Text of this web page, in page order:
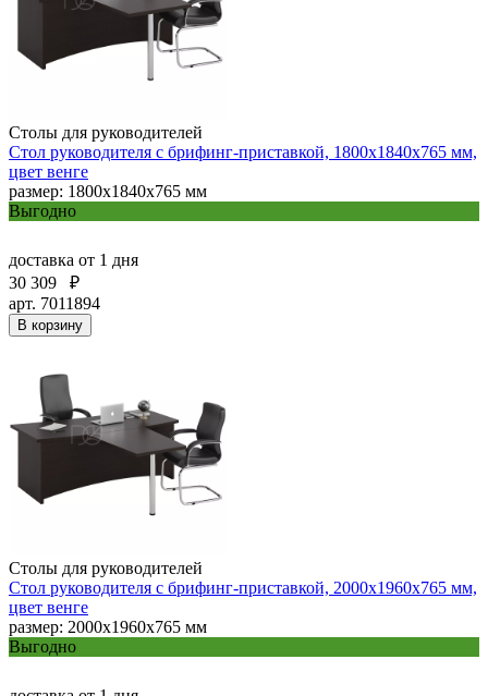
Столы для руководителей
Стол руководителя с брифинг-приставкой, 1800х1840х765 мм,
цвет венге
размер: 1800х1840х765 мм
Выгодно
доставка от 1 дня
30 309
₽
арт. 7011894
В корзину
Столы для руководителей
Стол руководителя с брифинг-приставкой, 2000х1960х765 мм,
цвет венге
размер: 2000х1960х765 мм
Выгодно